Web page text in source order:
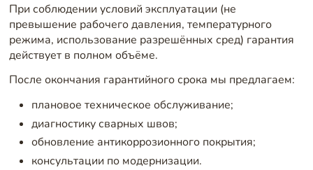
При соблюдении условий эксплуатации (не
превышение рабочего давления, температурного
режима, использование разрешённых сред) гарантия
действует в полном объёме.
После окончания гарантийного срока мы предлагаем:
плановое техническое обслуживание;
диагностику сварных швов;
обновление антикоррозионного покрытия;
консультации по модернизации.